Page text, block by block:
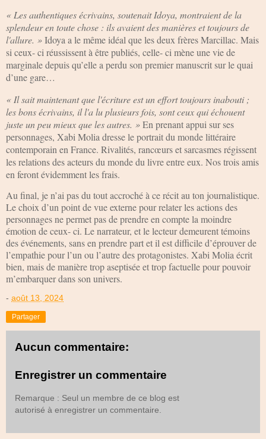
« Les authentiques écrivains, soutenait Idoya, montraient de la
splendeur en toute chose : ils avaient des manières et toujours de
l'allure. »Idoya a le même idéal que les deux frères Marcillac. Mais
si ceux- ci réussissent à être publiés, celle- ci mène une vie de
marginale depuis qu’elle a perdu son premier manuscrit sur le quai
d’une gare…
« Il sait maintenant que l'écriture est un effort toujours inabouti ;
les bons écrivains, il l'a lu plusieurs fois, sont ceux qui échouent
juste un peu mieux que les autres. »En prenant appui sur ses
personnages, Xabi Molia dresse le portrait du monde littéraire
contemporain en France. Rivalités, rancœurs et sarcasmes régissent
les relations des acteurs du monde du livre entre eux. Nos trois amis
en feront évidemment les frais.
Au final, je n’ai pas du tout accroché à ce récit au ton journalistique.
Le choix d’un point de vue externe pour relater les actions des
personnages ne permet pas de prendre en compte la moindre
émotion de ceux- ci. Le narrateur, et le lecteur demeurent témoins
des événements, sans en prendre part et il est difficile d’éprouver de
l’empathie pour l’un ou l’autre des protagonistes. Xabi Molia écrit
bien, mais de manière trop aseptisée et trop factuelle pour pouvoir
m’embarquer dans son univers.
- août 13, 2024
Partager
Aucun commentaire:
Enregistrer un commentaire
Remarque : Seul un membre de ce blog est
autorisé à enregistrer un commentaire.